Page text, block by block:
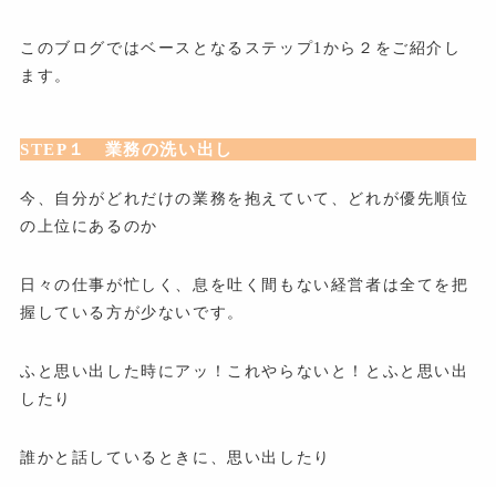
このブログではベースとなるステップ1から２をご紹介し
ます。
STEP１ 業務の洗い出し
今、自分がどれだけの業務を抱えていて、どれが優先順位
の上位にあるのか
日々の仕事が忙しく、息を吐く間もない経営者は全てを把
握している方が少ないです。
ふと思い出した時にアッ！これやらないと！とふと思い出
したり
誰かと話しているときに、思い出したり